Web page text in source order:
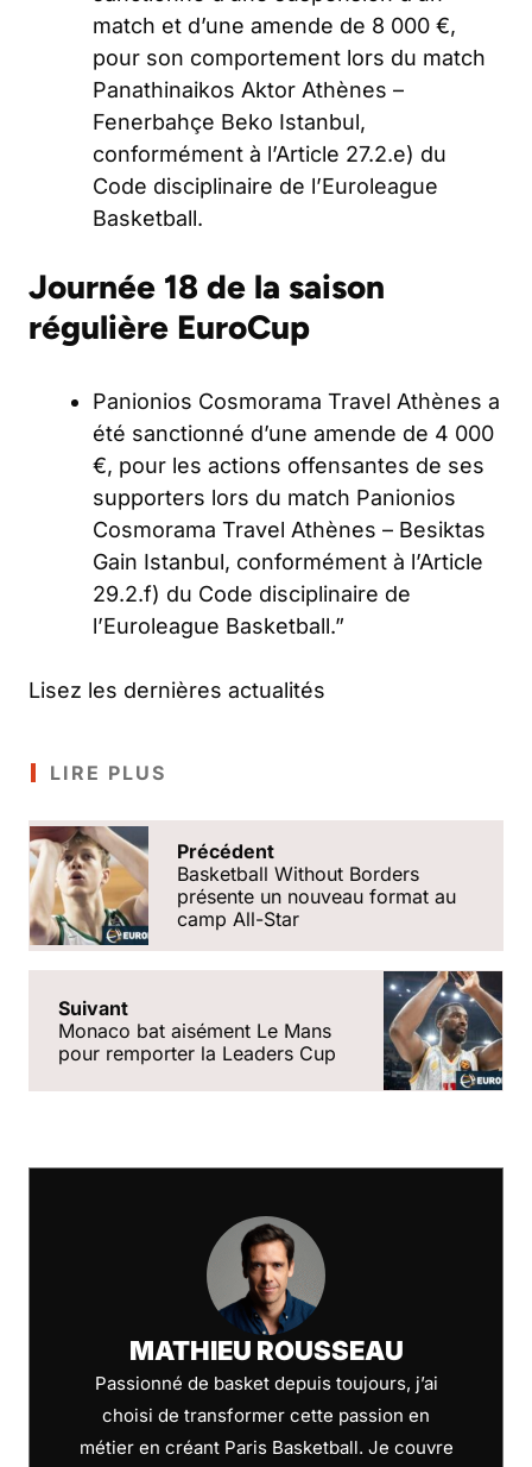
match et d’une amende de 8 000 €,
pour son comportement lors du match
Panathinaikos Aktor Athènes –
Fenerbahçe Beko Istanbul,
conformément à l’Article 27.2.e) du
Code disciplinaire de l’Euroleague
Basketball.
Journée 18 de la saison
régulière EuroCup
Panionios Cosmorama Travel Athènes a
été sanctionné d’une amende de 4 000
€, pour les actions offensantes de ses
supporters lors du match Panionios
Cosmorama Travel Athènes – Besiktas
Gain Istanbul, conformément à l’Article
29.2.f) du Code disciplinaire de
l’Euroleague Basketball.”
Lisez les dernières actualités
LIRE PLUS
Précédent
Basketball Without Borders
présente un nouveau format au
camp All-Star
Suivant
Monaco bat aisément Le Mans
pour remporter la Leaders Cup
MATHIEU ROUSSEAU
Passionné de basket depuis toujours, j’ai
choisi de transformer cette passion en
métier en créant Paris Basketball. Je couvre